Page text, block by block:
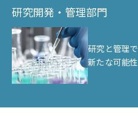
研究開発・管理部門
研究と管理
新たな可能